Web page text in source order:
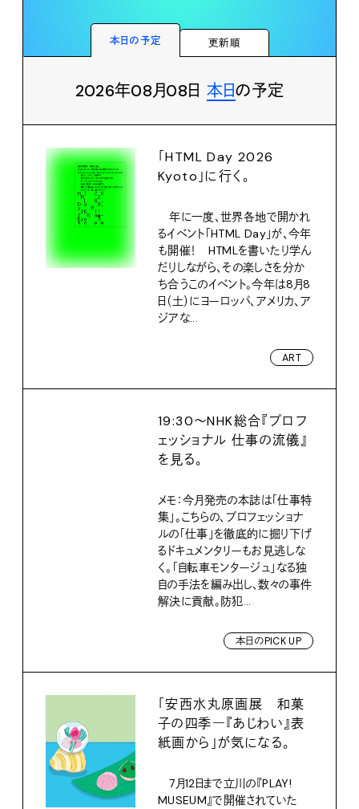
本日の予定 更新順
2026年08月08日 本日の予定
「HTML Day 2026
Kyoto」に行く。
年に一度、世界各地で開かれ
るイベント「HTML Day」が、今年
も開催！ HTMLを書いたり学ん
だりしながら、その楽しさを分か
ち合うこのイベント。今年は8月8
日（土）にヨーロッパ、アメリカ、ア
ジアな...
ART
19:30〜NHK総合『プロフ
ェッショナル 仕事の流儀』
を見る。
メモ：今月発売の本誌は「仕事特
集」。こちらの、プロフェッショナ
ルの「仕事」を徹底的に掘り下げ
るドキュメンタリーもお見逃しな
く。「自転車モンタージュ」なる独
自の手法を編み出し、数々の事件
解決に貢献。防犯...
本日のPICK UP
「安西水丸原画展 和菓
子の四季―『あじわい』表
紙画から」が気になる。
7月12日まで立川の『PLAY!
MUSEUM』で開催されていた